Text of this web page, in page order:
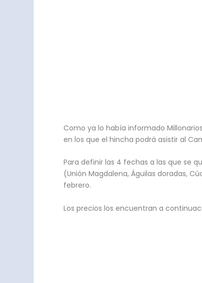
Como ya lo había informado
en los que el hincha podrá asistir al
Para definir las 4 fechas a las que se
(Unión Magdalena, Águilas doradas,
febrero.
Los precios los encuentran a